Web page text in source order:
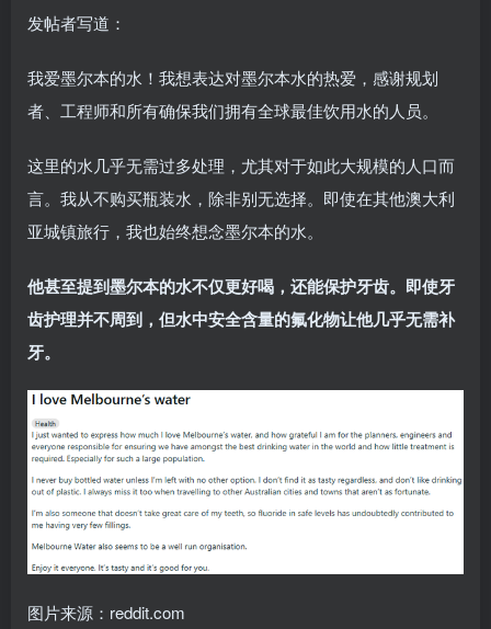
发帖者写道：
我爱墨尔本的水！我想表达对墨尔本水的热爱，感谢规划
者、工程师和所有确保我们拥有全球最佳饮用水的人员。
这里的水几乎无需过多处理，尤其对于如此大规模的人口而
言。我从不购买瓶装水，除非别无选择。即使在其他澳大利
亚城镇旅行，我也始终想念墨尔本的水。
他甚至提到墨尔本的水不仅更好喝，还能保护牙齿。即使牙
齿护理并不周到，但水中安全含量的氟化物让他几乎无需补
牙。
图片来源：reddit.com